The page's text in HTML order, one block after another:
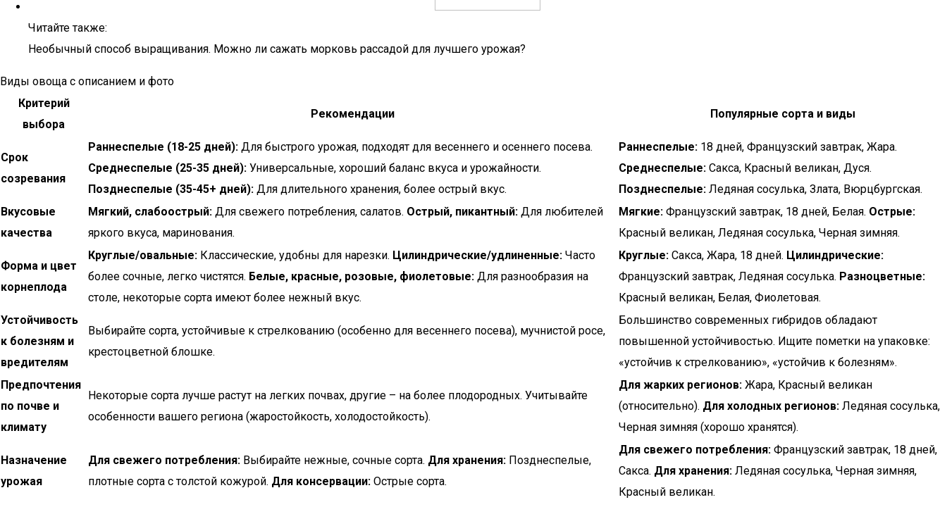
Читайте также:
Необычный способ выращивания. Можно ли сажать морковь рассадой для лучшего урожая?
Виды овоща с описанием и фото
Критерий
выбора
Рекомендации Популярные сорта и виды
Срок
созревания
Раннеспелые (18-25 дней): Для быстрого урожая, подходят для весеннего и осеннего посева.
Среднеспелые (25-35 дней): Универсальные, хороший баланс вкуса и урожайности.
Позднеспелые (35-45+ дней): Для длительного хранения, более острый вкус.
Раннеспелые: 18 дней, Французский завтрак, Жара.
Среднеспелые: Сакса, Красный великан, Дуся.
Позднеспелые: Ледяная сосулька, Злата, Вюрцбургская.
Вкусовые
качества
Мягкий, слабоострый: Для свежего потребления, салатов. Острый, пикантный: Для любителей
яркого вкуса, маринования.
Мягкие: Французский завтрак, 18 дней, Белая. Острые:
Красный великан, Ледяная сосулька, Черная зимняя.
Форма и цвет
корнеплода
Круглые/овальные: Классические, удобны для нарезки. Цилиндрические/удлиненные: Часто
более сочные, легко чистятся. Белые, красные, розовые, фиолетовые: Для разнообразия на
столе, некоторые сорта имеют более нежный вкус.
Круглые: Сакса, Жара, 18 дней. Цилиндрические:
Французский завтрак, Ледяная сосулька. Разноцветные:
Красный великан, Белая, Фиолетовая.
Устойчивость
к болезням и
вредителям
Выбирайте сорта, устойчивые к стрелкованию (особенно для весеннего посева), мучнистой росе,
крестоцветной блошке.
Большинство современных гибридов обладают
повышенной устойчивостью. Ищите пометки на упаковке:
«устойчив к стрелкованию», «устойчив к болезням».
Предпочтения
по почве и
климату
Некоторые сорта лучше растут на легких почвах, другие – на более плодородных. Учитывайте
особенности вашего региона (жаростойкость, холодостойкость).
Для жарких регионов: Жара, Красный великан
(относительно). Для холодных регионов: Ледяная сосулька,
Черная зимняя (хорошо хранятся).
Назначение
урожая
Для свежего потребления: Выбирайте нежные, сочные сорта. Для хранения: Позднеспелые,
плотные сорта с толстой кожурой. Для консервации: Острые сорта.
Для свежего потребления: Французский завтрак, 18 дней,
Сакса. Для хранения: Ледяная сосулька, Черная зимняя,
Красный великан.